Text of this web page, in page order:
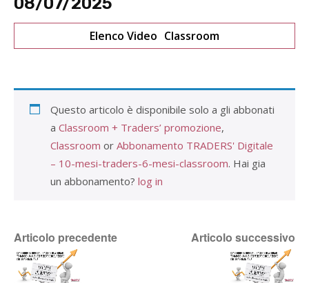
Elenco Video Classroom
Questo articolo è disponibile solo a gli abbonati
a Classroom + Traders’ promozione,
Classroom or Abbonamento TRADERS' Digitale
– 10-mesi-traders-6-mesi-classroom. Hai gia
un abbonamento? log in
Articolo precedente Articolo successivo